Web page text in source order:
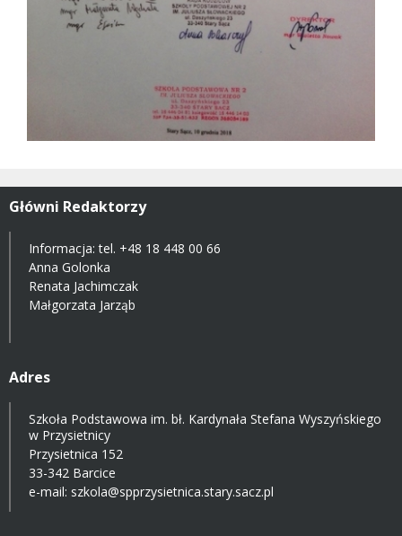
Główni Redaktorzy
Informacja: tel. +48 18 448 00 66
Anna Golonka
Renata Jachimczak
Małgorzata Jarząb
Adres
Szkoła Podstawowa im. bł. Kardynała Stefana Wyszyńskiego
w Przysietnicy
Przysietnica 152
33-342 Barcice
e-mail: szkola@spprzysietnica.stary.sacz.pl